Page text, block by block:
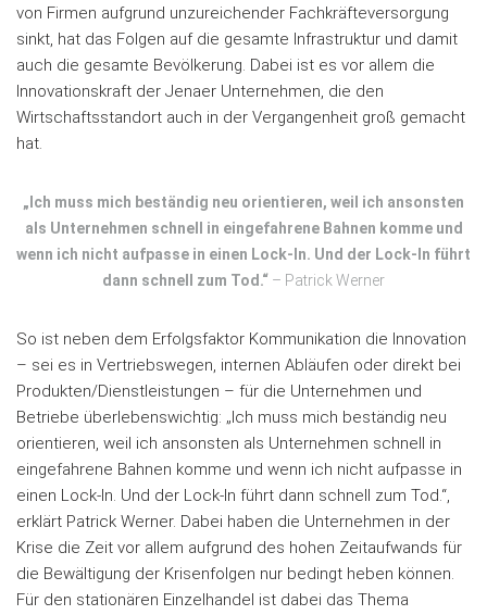
von Firmen aufgrund unzureichender Fachkräfteversorgung
sinkt, hat das Folgen auf die gesamte Infrastruktur und damit
auch die gesamte Bevölkerung. Dabei ist es vor allem die
Innovationskraft der Jenaer Unternehmen, die den
Wirtschaftsstandort auch in der Vergangenheit groß gemacht
hat.
„Ich muss mich beständig neu orientieren, weil ich ansonsten
als Unternehmen schnell in eingefahrene Bahnen komme und
wenn ich nicht aufpasse in einen Lock-In. Und der Lock-In führt
dann schnell zum Tod.“ – Patrick Werner
So ist neben dem Erfolgsfaktor Kommunikation die Innovation
– sei es in Vertriebswegen, internen Abläufen oder direkt bei
Produkten/Dienstleistungen – für die Unternehmen und
Betriebe überlebenswichtig: „Ich muss mich beständig neu
orientieren, weil ich ansonsten als Unternehmen schnell in
eingefahrene Bahnen komme und wenn ich nicht aufpasse in
einen Lock-In. Und der Lock-In führt dann schnell zum Tod.“,
erklärt Patrick Werner. Dabei haben die Unternehmen in der
Krise die Zeit vor allem aufgrund des hohen Zeitaufwands für
die Bewältigung der Krisenfolgen nur bedingt heben können.
Für den stationären Einzelhandel ist dabei das Thema